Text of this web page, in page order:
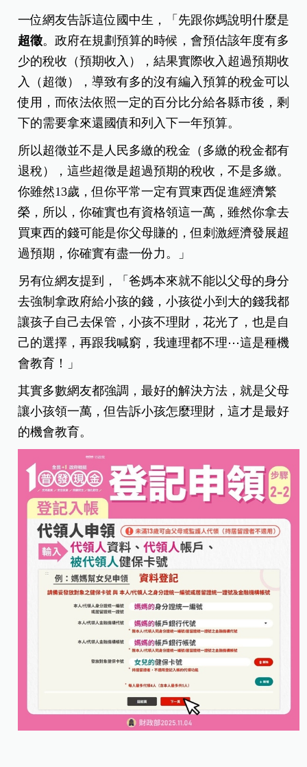
一位網友告訴這位國中生，「先跟你媽說明什麼是
超徵。政府在規劃預算的時候，會預估該年度有多
少的稅收（預期收入），結果實際收入超過預期收
入（超徵），導致有多的沒有編入預算的稅金可以
使用，而依法依照一定的百分比分給各縣市後，剩
下的需要拿來還國債和列入下一年預算。
所以超徵並不是人民多繳的稅金（多繳的稅金都有
退稅），這些超徵是超過預期的稅收，不是多繳。
你雖然13歲，但你平常一定有買東西促進經濟繁
榮，所以，你確實也有資格領這一萬，雖然你拿去
買東西的錢可能是你父母賺的，但刺激經濟發展超
過預期，你確實有盡一份力。」
另有位網友提到，「爸媽本來就不能以父母的身分
去強制拿政府給小孩的錢，小孩從小到大的錢我都
讓孩子自己去保管，小孩不理財，花光了，也是自
己的選擇，再跟我喊窮，我連理都不理⋯這是種機
會教育！」
其實多數網友都強調，最好的解決方法，就是父母
讓小孩領一萬，但告訴小孩怎麼理財，這才是最好
的機會教育。